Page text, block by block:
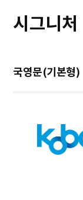
시그니처
국영문(기본형)